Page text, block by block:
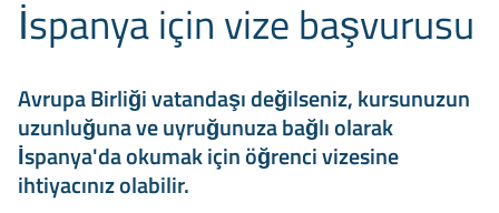
İspanya için vize başvurusu
Avrupa Birliği vatandaşı değilseniz, kursunuzun
uzunluğuna ve uyruğunuza bağlı olarak
İspanya'da okumak için öğrenci vizesine
ihtiyacınız olabilir.